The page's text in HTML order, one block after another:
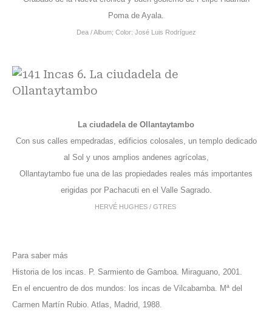
Poma de Ayala.
Dea / Album; Color: José Luis Rodríguez
La ciudadela de Ollantaytambo
Con sus calles empedradas, edificios colosales, un templo dedicado
al Sol y unos amplios andenes agrícolas,
Ollantaytambo fue una de las propiedades reales más importantes
erigidas por Pachacuti en el Valle Sagrado.
HERVÉ HUGHES / GTRES
Para saber más
Historia de los incas. P. Sarmiento de Gamboa. Miraguano, 2001.
En el encuentro de dos mundos: los incas de Vilcabamba. Mª del
Carmen Martín Rubio. Atlas, Madrid, 1988.